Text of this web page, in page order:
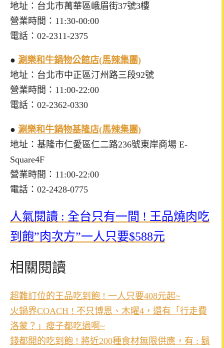
地址：台北市萬華區峨眉街37號3樓
營業時間：11:30-00:00
電話：02-2311-2375
● 涮樂和牛鍋物公館店(馬辣集團)
地址：台北市中正區汀州路三段92號
營業時間：11:00-22:00
電話：02-2362-0330
● 涮樂和牛鍋物基隆店(馬辣集團)
地址：基隆市仁愛區仁二路236號東岸商場 E-
Square4F
營業時間：11:00-22:00
電話：02-2428-0775
人氣閱讀 : 全台只有一間 ! 王品燒肉吃
到飽”肉次方”一人只要$588元
相關閱讀
超難訂位的王品吃到飽 ! 一人只要408元起~
火鍋界COACH ! 不只博恩、木曜4，還有「行走費
洛蒙？」瘦子都吃過啊~
錢都開的吃到飽 ! 將近200種食材無限供應，有 : 鬍